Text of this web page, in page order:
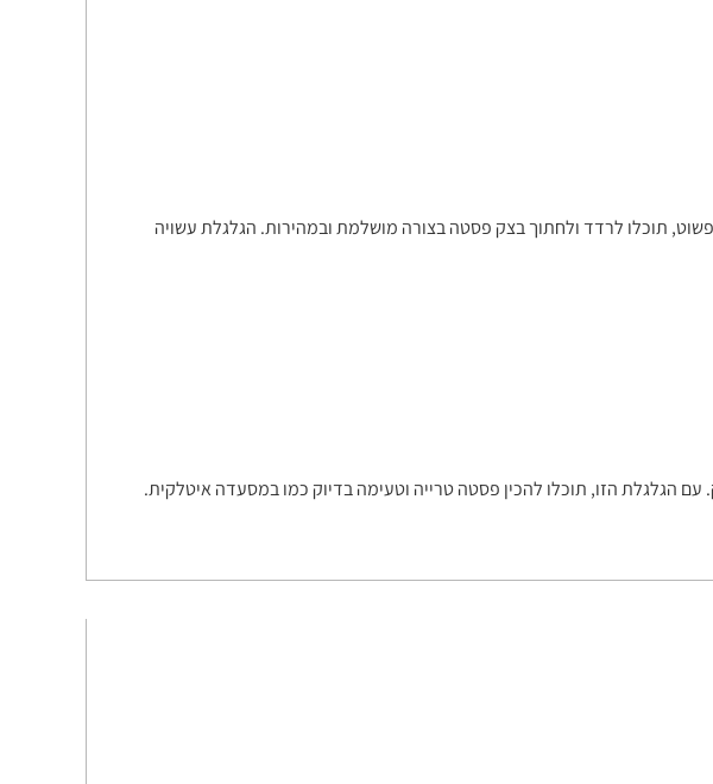
תוכלו לרדד ולחתוך בצק פסטה בצורה מושלמת ובמהירות. הגלגלת עשויה
הזו, תוכלו להכין פסטה טרייה וטעימה בדיוק כמו במסעדה איטלקית.